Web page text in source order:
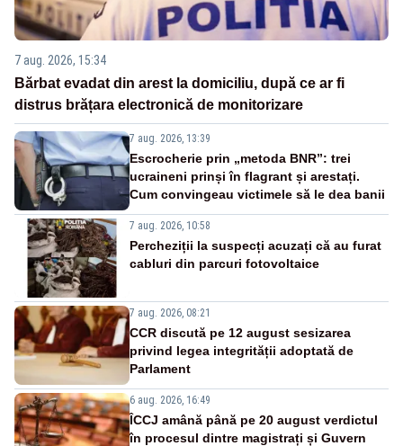
7 aug. 2026, 15:34
Bărbat evadat din arest la domiciliu, după ce ar fi
distrus brățara electronică de monitorizare
7 aug. 2026, 13:39
Escrocherie prin „metoda BNR”: trei
ucraineni prinși în flagrant și arestați.
Cum convingeau victimele să le dea banii
7 aug. 2026, 10:58
Percheziții la suspecți acuzați că au furat
cabluri din parcuri fotovoltaice
7 aug. 2026, 08:21
CCR discută pe 12 august sesizarea
privind legea integrității adoptată de
Parlament
6 aug. 2026, 16:49
ÎCCJ amână până pe 20 august verdictul
în procesul dintre magistrați și Guvern